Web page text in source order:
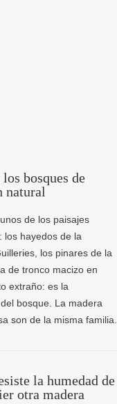
bosques de
natural
de los paisajes
los hayedos de la
los pinares de la
de tronco macizo en
extraño: es la
bosque. La madera
son de la misma familia.
la humedad de
otra madera